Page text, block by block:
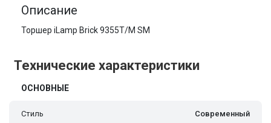
Описание
Торшер iLamp Brick 9355T/M SM
Технические характеристики
ОСНОВНЫЕ
Стиль
Современный